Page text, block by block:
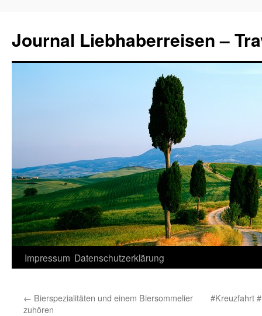
Journal Liebhaberreisen –
Zum
springen
Impressum Datenschutzerklärung
← Bierspezialitäten und einem Biersommelier
zuhören
#Kreuzfahrt